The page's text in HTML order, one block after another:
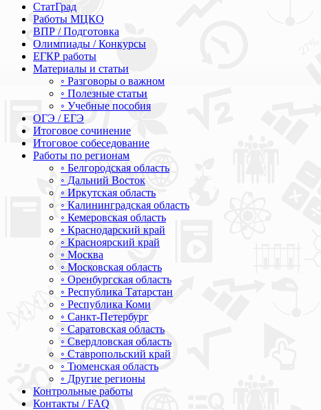
СтатГрад
Работы МЦКО
ВПР / Подготовка
Олимпиады / Конкурсы
ЕГКР работы
Материалы и статьи
◦ Разговоры о важном
◦ Полезные статьи
◦ Учебные пособия
ОГЭ / ЕГЭ
Итоговое сочинение
Итоговое собеседование
Работы по регионам
◦ Белгородская область
◦ Дальний Восток
◦ Иркутская область
◦ Калининградская область
◦ Кемеровская область
◦ Краснодарский край
◦ Красноярский край
◦ Москва
◦ Московская область
◦ Оренбургская область
◦ Республика Татарстан
◦ Республика Коми
◦ Санкт-Петербург
◦ Саратовская область
◦ Свердловская область
◦ Ставропольский край
◦ Тюменская область
◦ Другие регионы
Контрольные работы
Контакты / FAQ